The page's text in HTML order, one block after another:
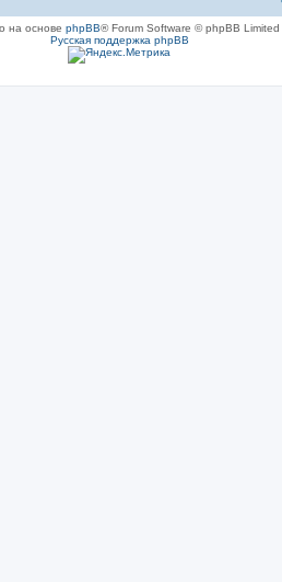
на основе phpBB® Forum Software © phpBB Limited
Русская поддержка phpBB